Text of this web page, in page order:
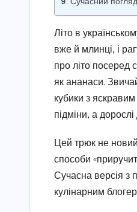
Сучасний
Літо в
вже й млинці, і
про літо посеред
як ананаси.
кубики з
підміни, а
Цей трюк не
способи
Сучасна версія з
кулінарним